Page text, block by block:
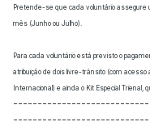
Pretende-se que cada voluntário assegure
mês (Junho ou Julho).
Para cada voluntário está previsto o
atribuição de dois livre-trânsito (com
Internacional) e ainda o Kit Especial Trienal,